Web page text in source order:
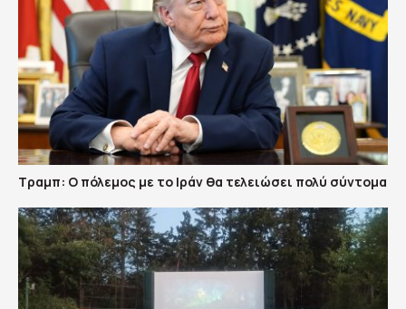
Τραμπ: Ο πόλεμος με το Ιράν θα τελειώσει πολύ σύντομα